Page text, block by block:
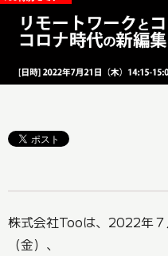
株式会社Tooは、2022年
（金）、